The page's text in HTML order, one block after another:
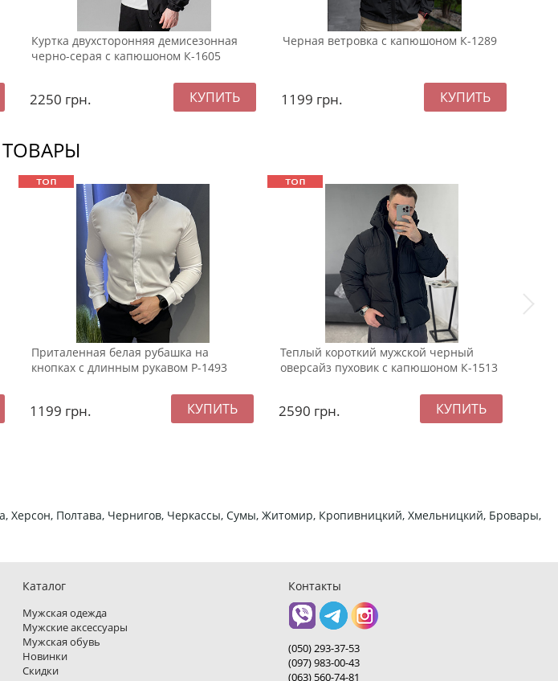
Куртка двухсторонняя демисезонная
черно-серая с капюшоном К-1605
2250 грн.
Черная ветровка с капюшоном К-1289
1199 грн.
Приталенная белая рубашка на
кнопках с длинным рукавом Р-1493
1199 грн.
Теплый короткий мужской черный
оверсайз пуховик с капюшоном К-1513
2590 грн.
Херсон, Полтава, Чернигов, Черкассы, Сумы, Житомир, Кропивницкий, Хмельницкий, Бровары,
Каталог
Мужская одежда
Мужские аксессуары
Мужская обувь
Новинки
Скидки
Контакты
(050) 293-37-53
(097) 983-00-43
(063) 560-74-81